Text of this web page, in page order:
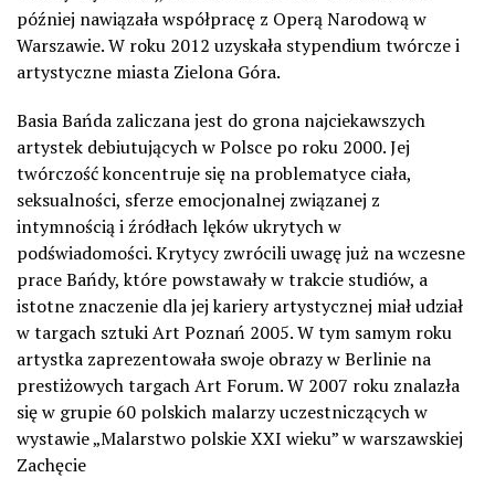
później nawiązała współpracę z Operą Narodową w
Warszawie. W roku 2012 uzyskała stypendium twórcze i
artystyczne miasta Zielona Góra.
Basia Bańda zaliczana jest do grona najciekawszych
artystek debiutujących w Polsce po roku 2000. Jej
twórczość koncentruje się na problematyce ciała,
seksualności, sferze emocjonalnej związanej z
intymnością i źródłach lęków ukrytych w
podświadomości. Krytycy zwrócili uwagę już na wczesne
prace Bańdy, które powstawały w trakcie studiów, a
istotne znaczenie dla jej kariery artystycznej miał udział
w targach sztuki Art Poznań 2005. W tym samym roku
artystka zaprezentowała swoje obrazy w Berlinie na
prestiżowych targach Art Forum. W 2007 roku znalazła
się w grupie 60 polskich malarzy uczestniczących w
wystawie „Malarstwo polskie XXI wieku” w warszawskiej
Zachęcie